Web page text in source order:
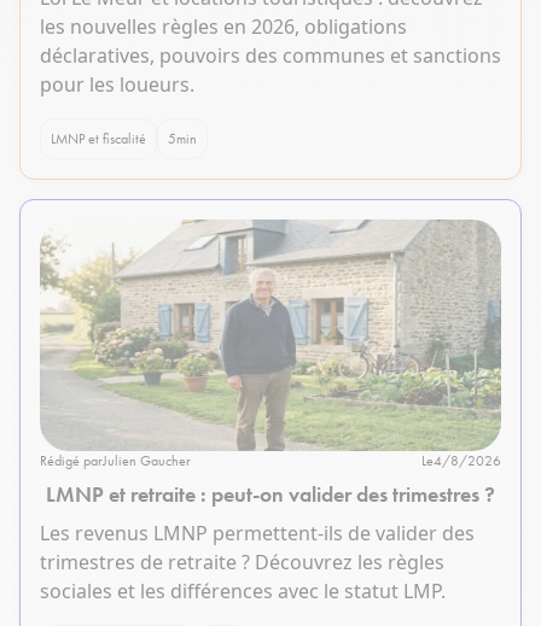
les nouvelles règles en 2026, obligations
déclaratives, pouvoirs des communes et sanctions
pour les loueurs.
LMNP et fiscalité 5min
Rédigé parJulien Gaucher Le4/8/2026
LMNP et retraite : peut-on valider des trimestres ?
Les revenus LMNP permettent-ils de valider des
trimestres de retraite ? Découvrez les règles
sociales et les différences avec le statut LMP.